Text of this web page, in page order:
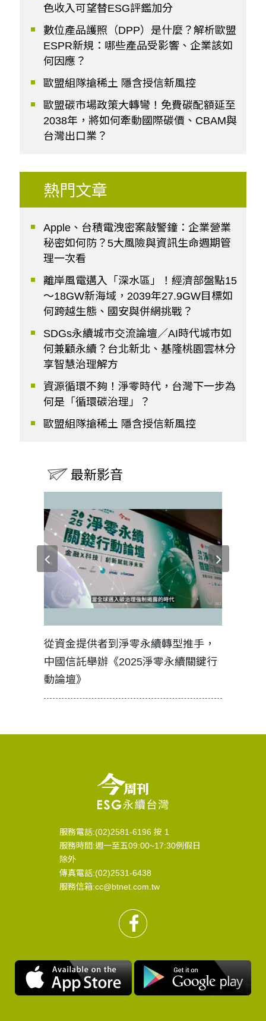
色收入可望替ESG評鑑加分
數位產品護照（DPP）是什麼？解析歐盟
ESPR新規：哪些產品受影響、企業該如
何因應？
歐盟組隊搶稀土 隱含授信新風控
歐盟碳市場政策大轉彎！免費碳配額延至
2038年，將如何牽動國際碳價、CBAM與
台灣出口業？
熱門文章
Apple、台積電洩密案敲警鐘：企業營業
秘密如何防？5大風險與資訊生命週期管
理一次看
離岸風電邁入「深水區」！經濟部盤點15
～18GW新海域，2039年27.9GW目標如
何跨越生態、國安與併網挑戰？
SDGs永續城市交流論壇／AI時代城市如
何兼顧永續？台北新北、基隆桃園雲林分
享智慧治理解方
資源循環不夠！淨零時代，台灣下一步為
何是「循環碳治理」？
歐盟組隊搶稀土 隱含授信新風控
最新影音
從資金提供者到淨零永續轉型推手，
中國信託舉辦《2025淨零永續關鍵行
動論壇》
服務電話:(02)2581-6196 按 1
服務時間:週一至五09:00~17:30例假日
除外
傳真電話:(02)2531-6438
服務信箱:cc@btnet.com.tw